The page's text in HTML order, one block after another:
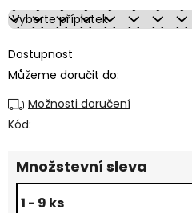
Dostupnost
Můžeme doručit do:
Možnosti doručení
Kód:
Množstevní sleva
1 - 9 ks